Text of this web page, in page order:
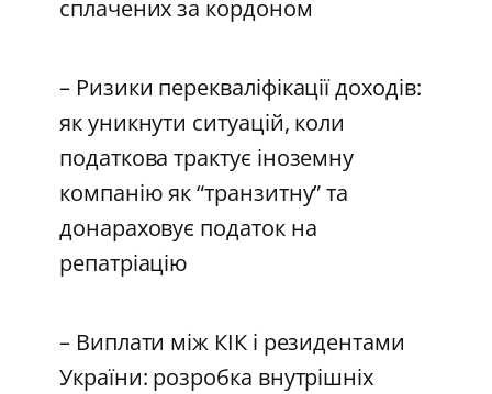
сплачених за кордоном
– Ризики перекваліфікації доходів:
як уникнути ситуацій, коли
податкова трактує іноземну
компанію як “транзитну” та
донараховує податок на
репатріацію
– Виплати між КІК і резидентами
України: розробка внутрішніх